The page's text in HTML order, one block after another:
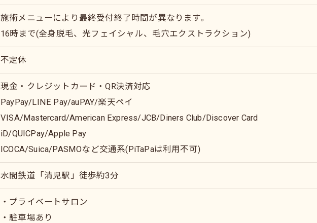
施術メニューにより最終受付終了時間が異なります。
16時まで(全身脱毛、光フェイシャル、毛穴エクストラクション)
不定休
現金・クレジットカード・QR決済対応
PayPay/LINE Pay/auPAY/楽天ペイ
VISA/Mastercard/American Express/JCB/Diners Club/Discover Card
iD/QUICPay/Apple Pay
ICOCA/Suica/PASMOなど交通系(PiTaPaは利用不可)
水間鉄道「清児駅」徒歩約3分
・プライベートサロン
・駐車場あり